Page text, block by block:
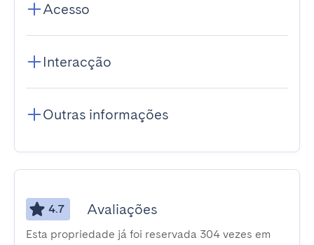
Acesso
Interacção
Outras informações
4.7 Avaliações
Esta propriedade já foi reservada 304 vezes em